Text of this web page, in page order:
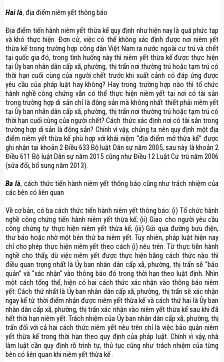
Hai là, địa điểm niêm yết thông báo
Địa điểm tiến hành niêm yết thừa kế quy định như hiện nay là quá phức tạp
và khó thực hiện. Đơn cử, việc có thể không xác định được nơi niêm yết
thừa kế trong trường hợp công dân Việt Nam ra nước ngoài cư trú và chết
tại quốc gia đó, trong tình huống này thì niêm yết thừa kế được thực hiện
tại Ủy ban nhân dân cấp xã, phường, thị trấn nơi thường trú hoặc tạm trú có
thời hạn cuối cùng của người chết trước khi xuất cảnh có đáp ứng được
yêu cầu của pháp luật hay không? Hay trong trường hợp nào thì tổ chức
hành nghề công chứng vẫn có thể thực hiện niêm yết tại nơi có tài sản
trong trường hợp di sản chỉ là động sản mà không nhất thiết phải niêm yết
tại Ủy ban nhân dân cấp xã, phường, thị trấn nơi thường trú hoặc tạm trú có
thời hạn cuối cùng của người chết? Cách thức xác định nơi có tài sản trong
trường hợp di sản là động sản? Chính vì vậy, chúng ta nên quy định một địa
điểm niêm yết thừa kế phù hợp với khái niệm “địa điểm mở thừa kế” được
ghi nhận tại khoản 2 Điều 633 Bộ luật Dân sự năm 2005, sau này là khoản 2
Điều 611 Bộ luật Dân sự năm 2015 cũng như Điều 12 Luật Cư trú năm 2006
(sửa đổi, bổ sung năm 2013).
Ba là, cách thức tiến hành niêm yết thông báo cũng như trách nhiệm của
các bên có liên quan
Về cơ bản, có ba cách thức tiến hành niêm yết thông báo: (i) Tổ chức hành
nghề công chứng tiến hành niêm yết thừa kế; (ii) Giao cho người yêu cầu
công chứng tự thực hiện niêm yết thừa kế; (iii) Gửi qua đường bưu điện,
thư báo hoặc nhờ một bên thứ ba niêm yết. Tuy nhiên, pháp luật hiện nay
chỉ cho phép thực hiện niêm yết theo cách (i) nêu trên. Từ thực tiễn hành
nghề cho thấy, dù việc niêm yết được thực hiện bằng cách thức nào thì
điều quan trọng nhất là Ủy ban nhân dân cấp xã, phường, thị trấn sẽ “bảo
quản” và “xác nhận” vào thông báo đó trong thời hạn theo luật định. Nhìn
một cách tổng thể, hiện có hai cách thức xác nhận vào thông báo niêm
yết: Cách thứ nhất là Ủy ban nhân dân cấp xã, phường, thị trấn sẽ xác nhận
ngay kể từ thời điểm nhận được niêm yết thừa kế và cách thứ hai là Ủy ban
nhân dân cấp xã, phường, thị trấn xác nhận vào niêm yết thừa kế sau khi đã
hết thời hạn niêm yết. Trách nhiệm của Ủy ban nhân dân cấp xã, phường, thị
trấn đối với cả hai cách thức niêm yết nêu trên chỉ là việc bảo quản niêm
yết thừa kế trong thời hạn theo quy định của pháp luật. Chính vì vậy, nhà
làm luật cần quy định rõ trình tự, thủ tục cũng như trách nhiệm của từng
bên có liên quan khi niêm yết thừa kế .